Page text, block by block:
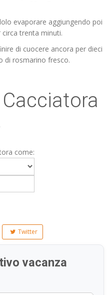
evaporare aggiungendo poi
trenta minuti.
di cuocere ancora per dieci
di rosmarino fresco.
come:
Twitter
vacanza